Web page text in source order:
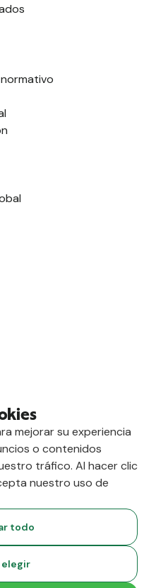
💚 a distancia desde
mejorar su experiencia
o contenidos
tráfico. Al hacer clic
nuestro uso de
todo
elegir